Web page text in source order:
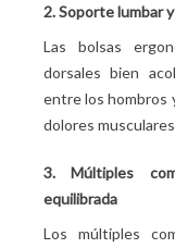
2. Soporte lumbar
Las bolsas
dorsales bien
entre los hombros
dolores
3. Múltiples
equilibrada
Los múltiples